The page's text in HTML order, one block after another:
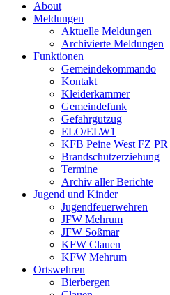
About
Meldungen
Aktuelle Meldungen
Archivierte Meldungen
Funktionen
Gemeindekommando
Kontakt
Kleiderkammer
Gemeindefunk
Gefahrgutzug
ELO/ELW1
KFB Peine West FZ PR
Brandschutzerziehung
Termine
Archiv aller Berichte
Jugend und Kinder
Jugendfeuerwehren
JFW Mehrum
JFW Soßmar
KFW Clauen
KFW Mehrum
Ortswehren
Bierbergen